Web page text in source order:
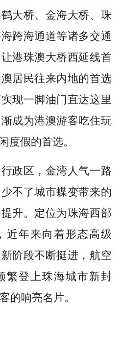
大桥、金海大桥、珠
跨海通道等诸多交通
港珠澳大桥西延线首
居民往来内地的首选
现一脚油门直达这里
成为港澳游客吃住玩
度假的首选。
政区，金湾人气一路
不了城市蝶变带来的
升。定位为珠海西部
近年来向着形态高级
阶段不断挺进，航空
繁登上珠海城市新封
的响亮名片。